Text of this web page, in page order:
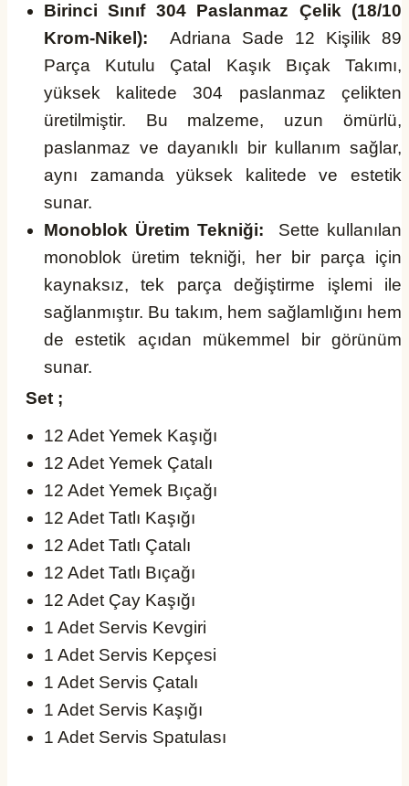
Birinci Sınıf 304 Paslanmaz Çelik (18/10
Krom-Nikel): Adriana Sade 12 Kişilik 89
Parça Kutulu Çatal Kaşık Bıçak Takımı,
yüksek kalitede 304 paslanmaz çelikten
üretilmiştir. Bu malzeme, uzun ömürlü,
paslanmaz ve dayanıklı bir kullanım sağlar,
aynı zamanda yüksek kalitede ve estetik
sunar.
Monoblok Üretim Tekniği: Sette kullanılan
monoblok üretim tekniği, her bir parça için
kaynaksız, tek parça değiştirme işlemi ile
sağlanmıştır. Bu takım, hem sağlamlığını hem
de estetik açıdan mükemmel bir görünüm
sunar.
Set ;
12 Adet Yemek Kaşığı
12 Adet Yemek Çatalı
12 Adet Yemek Bıçağı
12 Adet Tatlı Kaşığı
12 Adet Tatlı Çatalı
12 Adet Tatlı Bıçağı
12 Adet Çay Kaşığı
1 Adet Servis Kevgiri
1 Adet Servis Kepçesi
1 Adet Servis Çatalı
1 Adet Servis Kaşığı
1 Adet Servis Spatulası